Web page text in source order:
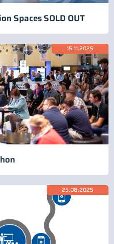
Spaces SOLD OUT
15.11.2025
25.08.2025